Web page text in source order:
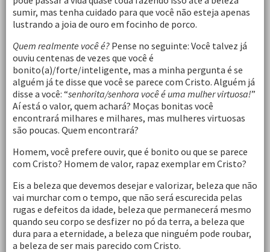
sumir, mas tenha cuidado para que você não esteja apenas
lustrando a joia de ouro em focinho de porco.
Quem realmente você é? Pense no seguinte: Você talvez já
ouviu centenas de vezes que você é
bonito(a)/forte/inteligente, mas a minha pergunta é se
alguém já te disse que você se parece com Cristo. Alguém já
disse a você: “senhorita/senhora você é uma mulher virtuosa!”
Aí está o valor, quem achará? Moças bonitas você
encontrará milhares e milhares, mas mulheres virtuosas
são poucas. Quem encontrará?
Homem, você prefere ouvir, que é bonito ou que se parece
com Cristo? Homem de valor, rapaz exemplar em Cristo?
Eis a beleza que devemos desejar e valorizar, beleza que não
vai murchar com o tempo, que não será escurecida pelas
rugas e defeitos da idade, beleza que permanecerá mesmo
quando seu corpo se desfizer no pó da terra, a beleza que
dura para a eternidade, a beleza que ninguém pode roubar,
a beleza de ser mais parecido com Cristo.